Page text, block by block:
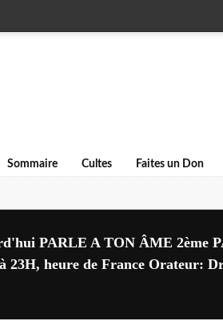
Sommaire Cultes Faites un Don
PARLE A TON ÂME 2ème
23H, heure de France Orateur: